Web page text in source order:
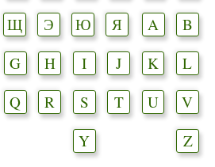
Щ Э Ю Я A
B
G H I J K
L
Q R S T U
V
Y Z